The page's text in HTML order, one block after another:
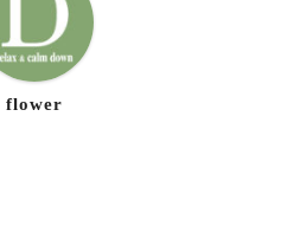
flower